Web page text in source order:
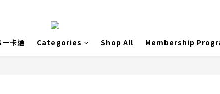
卡通 Categories Shop All Membership